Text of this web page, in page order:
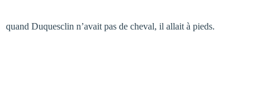
quand Duquesclin n’avait pas de cheval, il allait à pieds.